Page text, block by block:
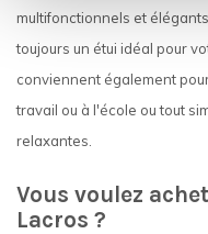
multifonctionnels et
toujours un étui idéal pour
conviennent également
travail ou à l'école ou tout
relaxantes.
Vous voulez
Lacros ?